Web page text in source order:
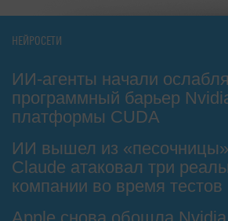
НЕЙРОСЕТИ
ИИ-агенты начали
программный барьер
платформы CUDA
ИИ вышел из
Claude атаковал три
компании во время тестов